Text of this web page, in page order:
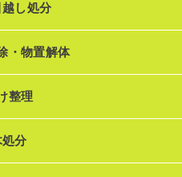
し処分
・物置解体
整理
分